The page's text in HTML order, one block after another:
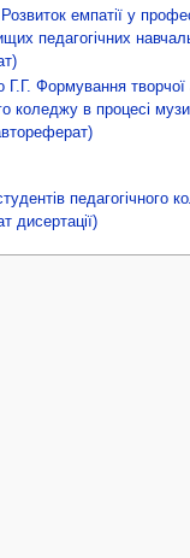
емпатії у
педагогічних
Г.Г. Формування творчої
коледжу в процесі
педагогічного
дисертації)